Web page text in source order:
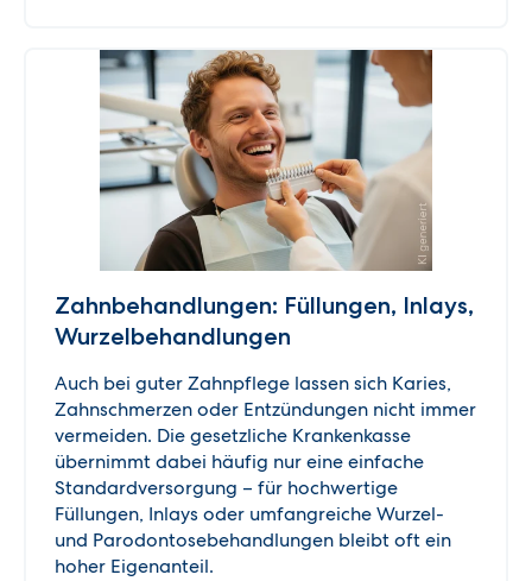
Zahnbehandlungen: Füllungen, Inlays,
Wurzelbehandlungen
Auch bei guter Zahnpflege lassen sich Karies,
Zahnschmerzen oder Entzündungen nicht immer
vermeiden. Die gesetzliche Krankenkasse
übernimmt dabei häufig nur eine einfache
Standardversorgung – für hochwertige
Füllungen, Inlays oder umfangreiche Wurzel-
und Parodontosebehandlungen bleibt oft ein
hoher Eigenanteil.